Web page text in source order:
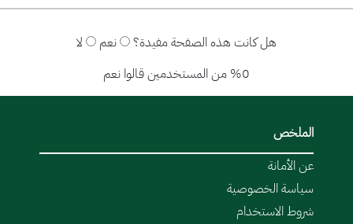
هل كانت هذه الصفحة مفيدة؟ نعم
لا
%0 من المستخدمين قالوا نعم
الملخص
عن الأمانة
سياسة الخصوصية
شروط الاستخدام